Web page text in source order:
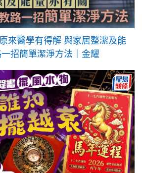
來醫學有得解 與家居整潔及能
招簡單潔淨方法｜金耀